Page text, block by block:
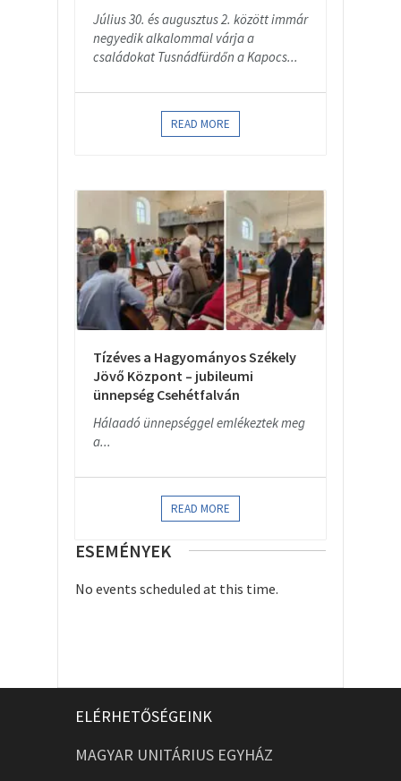
Július 30. és augusztus 2. között immár
negyedik alkalommal várja a
családokat Tusnádfürdőn a Kapocs...
READ MORE
Tízéves a Hagyományos Székely
Jövő Központ – jubileumi
ünnepség Csehétfalván
Hálaadó ünnepséggel emlékeztek meg
a...
READ MORE
ESEMÉNYEK
No events scheduled at this time.
ELÉRHETŐSÉGEINK
MAGYAR UNITÁRIUS EGYHÁZ